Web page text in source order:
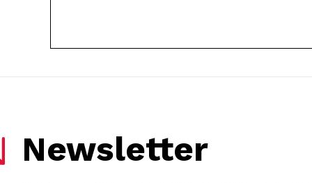
Newsletter